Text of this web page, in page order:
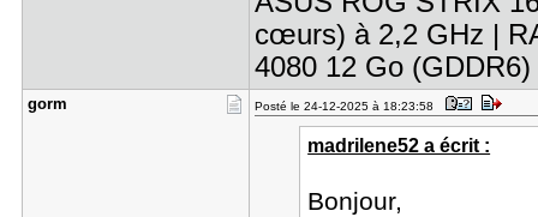
cœurs) à 2,2 GHz |
4080 12 Go
gorm Posté le 24-12-2025 à 18:23:58
madrilene52 a écrit :
Bonjour,